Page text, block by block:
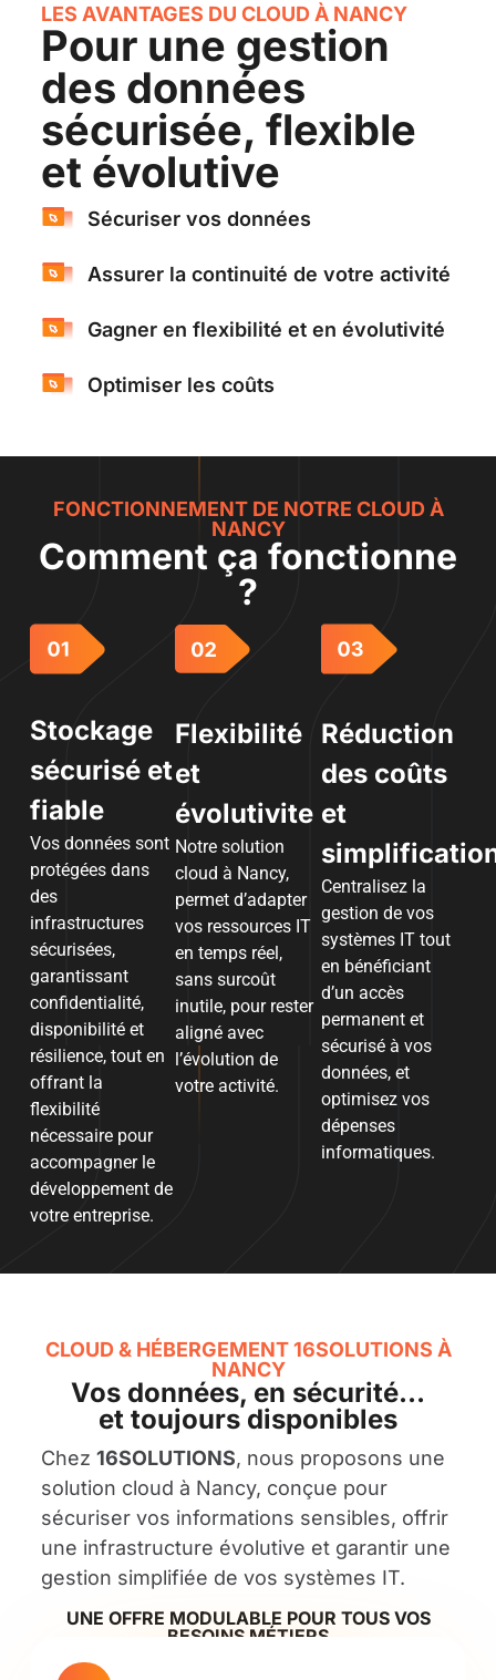
LES AVANTAGES DU CLOUD À NANCY
Pour une gestion
des données
sécurisée, flexible
et évolutive
Sécuriser vos données
Assurer la continuité de votre activité
Gagner en flexibilité et en évolutivité
Optimiser les coûts
FONCTIONNEMENT DE NOTRE CLOUD À
NANCY
Comment ça fonctionne
?
Stockage
sécurisé et
fiable
Vos données sont
protégées dans
des
infrastructures
sécurisées,
garantissant
confidentialité,
disponibilité et
résilience, tout en
offrant la
flexibilité
nécessaire pour
accompagner le
développement de
votre entreprise.
Flexibilité
et
évolutivite
Notre solution
cloud à Nancy,
permet d’adapter
vos ressources IT
en temps réel,
sans surcoût
inutile, pour rester
aligné avec
l’évolution de
votre activité.
Réduction
des coûts
et
Centralisez la
gestion de vos
systèmes IT tout
en bénéficiant
d’un accès
permanent et
sécurisé à vos
données, et
optimisez vos
dépenses
informatiques.
CLOUD & HÉBERGEMENT 16SOLUTIONS À
NANCY
Vos données, en sécurité…
et toujours disponibles
Chez 16SOLUTIONS, nous proposons une
solution cloud à Nancy, conçue pour
sécuriser vos informations sensibles, offrir
une infrastructure évolutive et garantir une
gestion simplifiée de vos systèmes IT.
UNE OFFRE MODULABLE POUR TOUS VOS
BESOINS MÉTIERS